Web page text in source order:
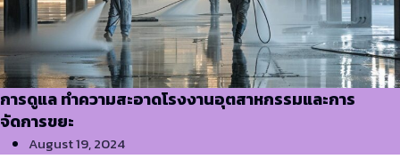
การดูแล ทำความสะอาดโรงงานอุตสาหกรรมและการ
จัดการขยะ
August 19, 2024